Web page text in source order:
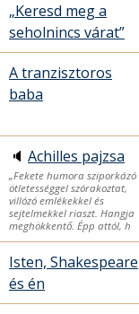
„Keresd meg a
seholnincs várat”
A tranzisztoros
baba
🔈 Achilles pajzsa
„Fekete humora sziporkázó
ötletességgel szórakoztat,
villózó emlékekkel és
sejtelmekkel riaszt. Hangja
meghökkentő. Épp attól, h
Isten, Shakespeare
és én